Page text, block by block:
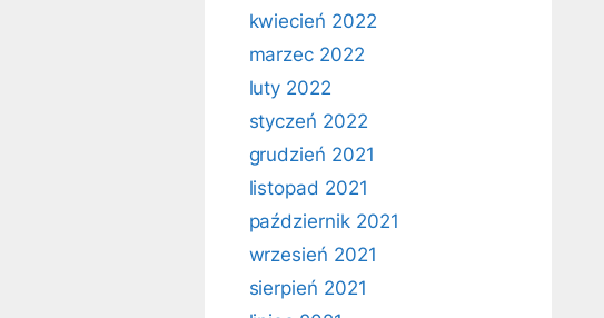
kwiecień 2022
marzec 2022
luty 2022
styczeń 2022
grudzień 2021
listopad 2021
październik 2021
wrzesień 2021
sierpień 2021